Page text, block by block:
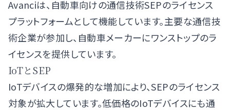
Avanciは、自動車向けの通信技術SEPのライセンス
プラットフォームとして機能しています。主要な通信技
術企業が参加し、自動車メーカーにワンストップのラ
イセンスを提供しています。
IoTとSEP
IoTデバイスの爆発的な増加により、SEPのライセンス
対象が拡大しています。低価格のIoTデバイスにも通